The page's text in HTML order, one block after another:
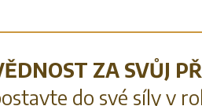
ZA SVŮJ
do své síly v